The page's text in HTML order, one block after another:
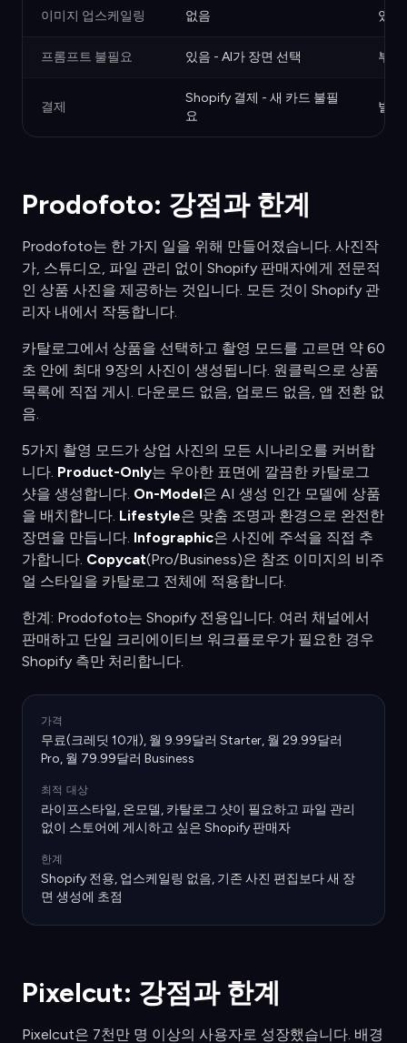
이미지 업스케일링 없음 있음
프롬프트 불필요 있음 - AI가 장면 선택 부분
결제
Shopify 결제 - 새 카드 불필
요
별도
Prodofoto: 강점과 한계
Prodofoto는 한 가지 일을 위해 만들어졌습니다. 사진작
가, 스튜디오, 파일 관리 없이 Shopify 판매자에게 전문적
인 상품 사진을 제공하는 것입니다. 모든 것이 Shopify 관
리자 내에서 작동합니다.
카탈로그에서 상품을 선택하고 촬영 모드를 고르면 약 60
초 안에 최대 9장의 사진이 생성됩니다. 원클릭으로 상품
목록에 직접 게시. 다운로드 없음, 업로드 없음, 앱 전환 없
음.
5가지 촬영 모드가 상업 사진의 모든 시나리오를 커버합
니다. Product-Only는 우아한 표면에 깔끔한 카탈로그
샷을 생성합니다. On-Model은 AI 생성 인간 모델에 상품
을 배치합니다. Lifestyle은 맞춤 조명과 환경으로 완전한
장면을 만듭니다. Infographic은 사진에 주석을 직접 추
가합니다. Copycat(Pro/Business)은 참조 이미지의 비주
얼 스타일을 카탈로그 전체에 적용합니다.
한계: Prodofoto는 Shopify 전용입니다. 여러 채널에서
판매하고 단일 크리에이티브 워크플로우가 필요한 경우
Shopify 측만 처리합니다.
가격
무료(크레딧 10개), 월 9.99달러 Starter, 월 29.99달러
Pro, 월 79.99달러 Business
최적 대상
라이프스타일, 온모델, 카탈로그 샷이 필요하고 파일 관리
없이 스토어에 게시하고 싶은 Shopify 판매자
한계
Shopify 전용, 업스케일링 없음, 기존 사진 편집보다 새 장
면 생성에 초점
Pixelcut: 강점과 한계
Pixelcut은 7천만 명 이상의 사용자로 성장했습니다. 배경